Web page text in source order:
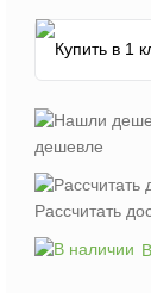
дешевле
Рассчитать